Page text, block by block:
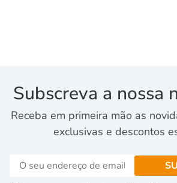
Subscreva a nossa
Receba em primeira mão as
exclusivas e descontos